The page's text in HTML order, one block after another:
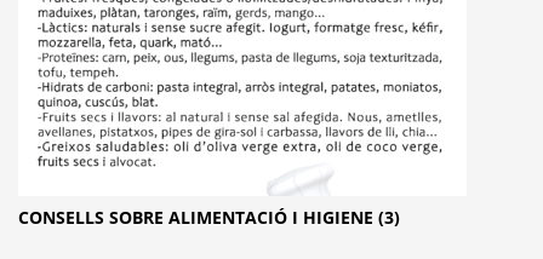
CONSELLS SOBRE ALIMENTACIÓ I HIGIENE (3)